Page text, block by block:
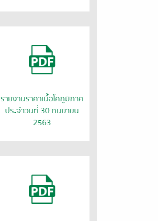
รายงานราคาเนื้อโคภูมิภาค
ประจำวันที่ 30 กันยายน
2563